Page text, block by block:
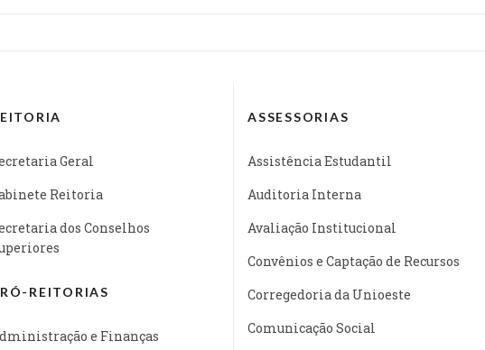
Geral
Reitoria
dos Conselhos
REITORIAS
e Finanças
ASSESSORIAS
Assistência Estudantil
Auditoria Interna
Avaliação Institucional
Convênios e Captação de Recursos
Corregedoria da Unioeste
Comunicação Social